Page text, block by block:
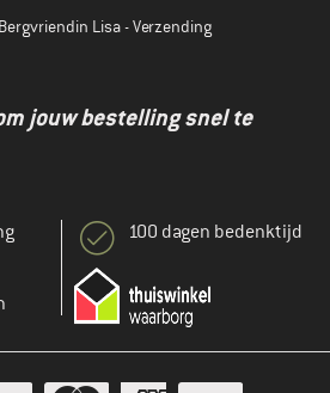
Bergvriendin Lisa - Verzending
jouw bestelling snel te
100 dagen bedenktijd